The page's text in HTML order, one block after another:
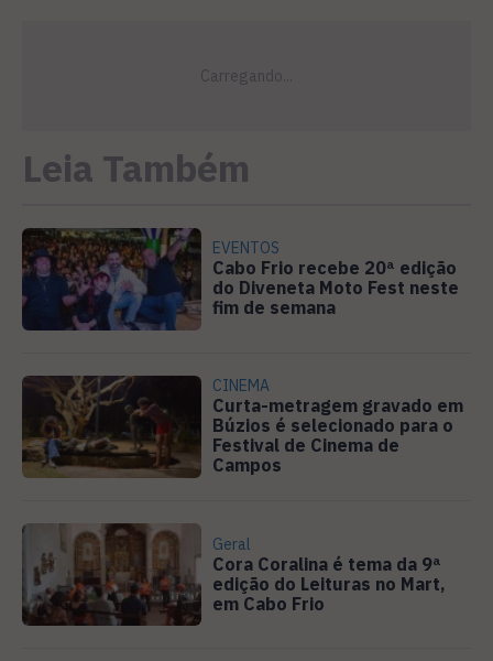
Leia Também
EVENTOS
Cabo Frio recebe 20ª edição
do Diveneta Moto Fest neste
fim de semana
CINEMA
Curta-metragem gravado em
Búzios é selecionado para o
Festival de Cinema de
Campos
Geral
Cora Coralina é tema da 9ª
edição do Leituras no Mart,
em Cabo Frio